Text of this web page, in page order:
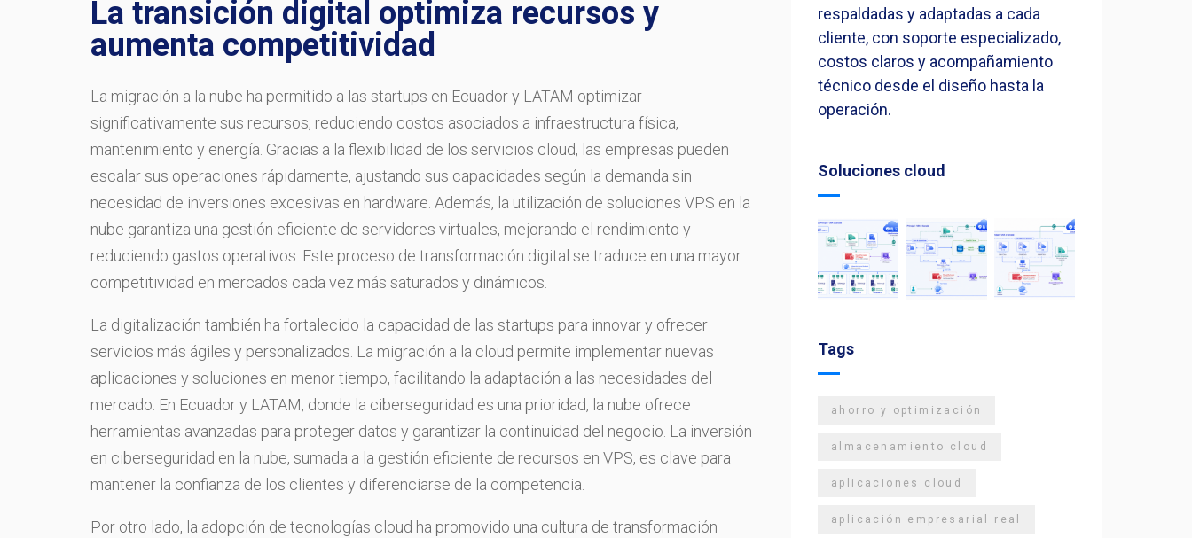
La transición digital optimiza recursos y
aumenta competitividad
La migración a la nube ha permitido a las startups en Ecuador y LATAM optimizar
significativamente sus recursos, reduciendo costos asociados a infraestructura física,
mantenimiento y energía. Gracias a la flexibilidad de los servicios cloud, las empresas pueden
escalar sus operaciones rápidamente, ajustando sus capacidades según la demanda sin
necesidad de inversiones excesivas en hardware. Además, la utilización de soluciones VPS en la
nube garantiza una gestión eficiente de servidores virtuales, mejorando el rendimiento y
reduciendo gastos operativos. Este proceso de transformación digital se traduce en una mayor
competitividad en mercados cada vez más saturados y dinámicos.
La digitalización también ha fortalecido la capacidad de las startups para innovar y ofrecer
servicios más ágiles y personalizados. La migración a la cloud permite implementar nuevas
aplicaciones y soluciones en menor tiempo, facilitando la adaptación a las necesidades del
mercado. En Ecuador y LATAM, donde la ciberseguridad es una prioridad, la nube ofrece
herramientas avanzadas para proteger datos y garantizar la continuidad del negocio. La inversión
en ciberseguridad en la nube, sumada a la gestión eficiente de recursos en VPS, es clave para
mantener la confianza de los clientes y diferenciarse de la competencia.
Por otro lado, la adopción de tecnologías cloud ha promovido una cultura de transformación
respaldadas y adaptadas a cada
cliente, con soporte especializado,
costos claros y acompañamiento
técnico desde el diseño hasta la
operación.
Soluciones cloud
Tags
ahorro y optimización
almacenamiento cloud
aplicaciones cloud
aplicación empresarial real